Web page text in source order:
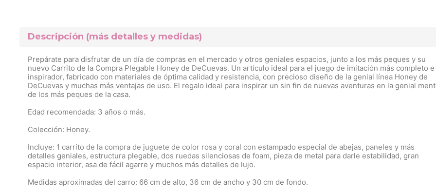
Descripción (más detalles y medidas)
Prepárate para disfrutar de un día de compras en el mercado y otros geniales espacios, junto a los más peques y su
nuevo Carrito de la Compra Plegable Honey de DeCuevas. Un artículo ideal para el juego de imitación más completo e
inspirador, fabricado con materiales de óptima calidad y resistencia, con precioso diseño de la genial línea Honey de
DeCuevas y muchas más ventajas de uso. El regalo ideal para inspirar un sin fin de nuevas aventuras en la genial
de los más peques de la casa.
Edad recomendada: 3 años o más.
Colección: Honey.
Incluye: 1 carrito de la compra de juguete de color rosa y coral con estampado especial de abejas, paneles y más
detalles geniales, estructura plegable, dos ruedas silenciosas de foam, pieza de metal para darle estabilidad, gran
espacio interior, asa de fácil agarre y muchos más detalles de lujo.
Medidas aproximadas del carro: 66 cm de alto, 36 cm de ancho y 30 cm de fondo.